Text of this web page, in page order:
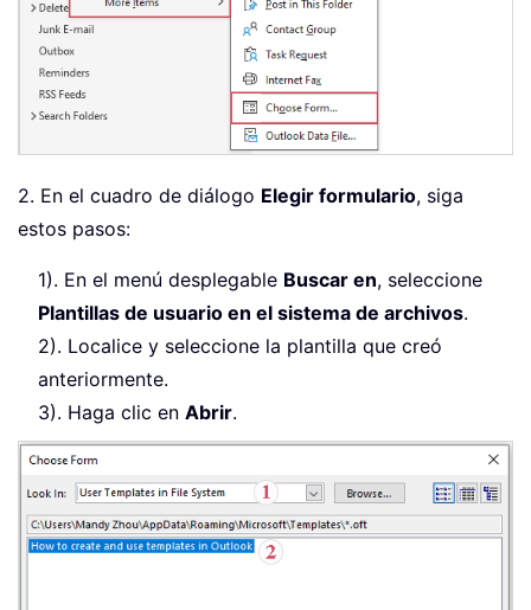
2. En el cuadro de diálogo Elegir formulario, siga
estos pasos:
1). En el menú desplegable Buscar en, seleccione
Plantillas de usuario en el sistema de archivos.
2). Localice y seleccione la plantilla que creó
anteriormente.
3). Haga clic en Abrir.